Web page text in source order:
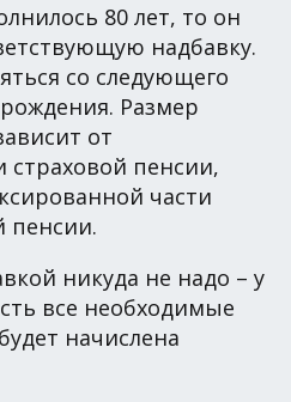
80 лет, то он
надбавку.
со следующего
Размер
от
страховой пенсии,
части
пенсии.
никуда не надо – у
все необходимые
начислена